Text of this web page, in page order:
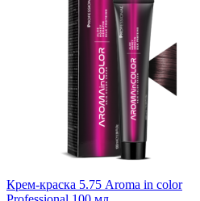
Крем-краска 5.75 Aroma in color